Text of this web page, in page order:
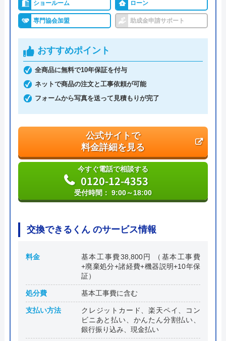
創業・設立 平成21年5月1日設立
本社所在地
〒556-0014
ショールーム ローン
専門協会加盟 助成金申請サポート
おすすめポイント
全商品に無料で10年保証を付与
ネットで商品の注文と工事依頼が可能
フォームから写真を送って見積もりが完了
公式サイトで
料金詳細を見る
今すぐ電話で相談する
0120-12-4353
受付時間： 9:00～18:00
交換できるくん のサービス情報
料金
基本工事費38,800円 （基本工事費
+廃棄処分+諸経費+機器説明+10年保
証）
処分費 基本工事費に含む
支払い方法
クレジットカード、楽天ペイ、コン
ビニあと払い、かんたん分割払い、
銀行振り込み、現金払い